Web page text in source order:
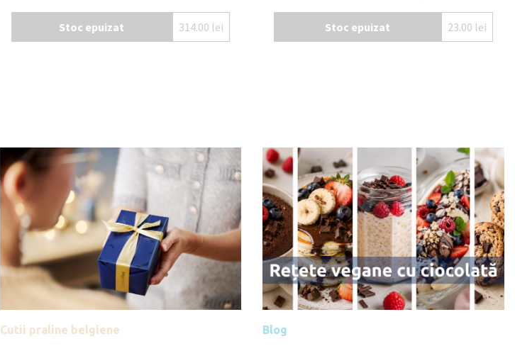
Stoc epuizat 314.00 lei Stoc epuizat 23.00 lei
Cutii praline belgiene Blog